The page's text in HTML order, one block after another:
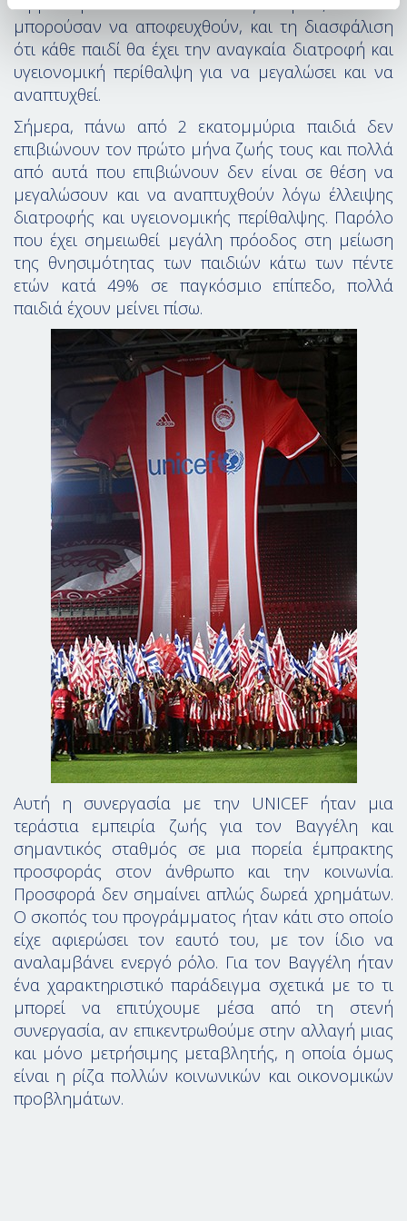
μπορούσαν να αποφευχθούν, και τη διασφάλιση
ότι κάθε παιδί θα έχει την αναγκαία διατροφή και
υγειονομική περίθαλψη για να μεγαλώσει και να
αναπτυχθεί.
Σήμερα, πάνω από 2 εκατομμύρια παιδιά δεν
επιβιώνουν τον πρώτο μήνα ζωής τους και πολλά
από αυτά που επιβιώνουν δεν είναι σε θέση να
μεγαλώσουν και να αναπτυχθούν λόγω έλλειψης
διατροφής και υγειονομικής περίθαλψης. Παρόλο
που έχει σημειωθεί μεγάλη πρόοδος στη μείωση
της θνησιμότητας των παιδιών κάτω των πέντε
ετών κατά 49% σε παγκόσμιο επίπεδο, πολλά
παιδιά έχουν μείνει πίσω.
Αυτή η συνεργασία με την UNICEF ήταν μια
τεράστια εμπειρία ζωής για τον Βαγγέλη και
σημαντικός σταθμός σε μια πορεία έμπρακτης
προσφοράς στον άνθρωπο και την κοινωνία.
Προσφορά δεν σημαίνει απλώς δωρεά χρημάτων.
Ο σκοπός του προγράμματος ήταν κάτι στο οποίο
είχε αφιερώσει τον εαυτό του, με τον ίδιο να
αναλαμβάνει ενεργό ρόλο. Για τον Βαγγέλη ήταν
ένα χαρακτηριστικό παράδειγμα σχετικά με το τι
μπορεί να επιτύχουμε μέσα από τη στενή
συνεργασία, αν επικεντρωθούμε στην αλλαγή μιας
και μόνο μετρήσιμης μεταβλητής, η οποία όμως
είναι η ρίζα πολλών κοινωνικών και οικονομικών
προβλημάτων.